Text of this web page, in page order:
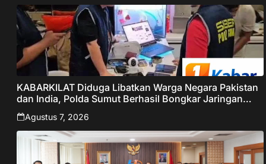
KABARKILAT Diduga Libatkan Warga Negara Pakistan
dan India, Polda Sumut Berhasil Bongkar Jaringan
Online Scamming Internasional
Agustus 7, 2026